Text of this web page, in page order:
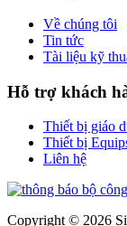
Về chúng tôi
Tin tức
Tài liệu kỹ
Hỗ trợ khách
Thiết bị giáo
Thiết bị
Liên hệ
Copyright © 2026